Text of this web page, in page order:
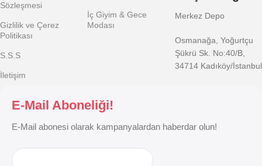
Sözleşmesi
Gizlilik ve Çerez
Politikası
S.S.S
İletişim
İç Giyim & Gece
Modası
Merkez Depo
Osmanağa, Yoğurtçu
Şükrü Sk. No:40/B,
34714 Kadıköy/İstanbul
E-Mail Aboneliği!
E-Mail abonesi olarak kampanyalardan haberdar olun!